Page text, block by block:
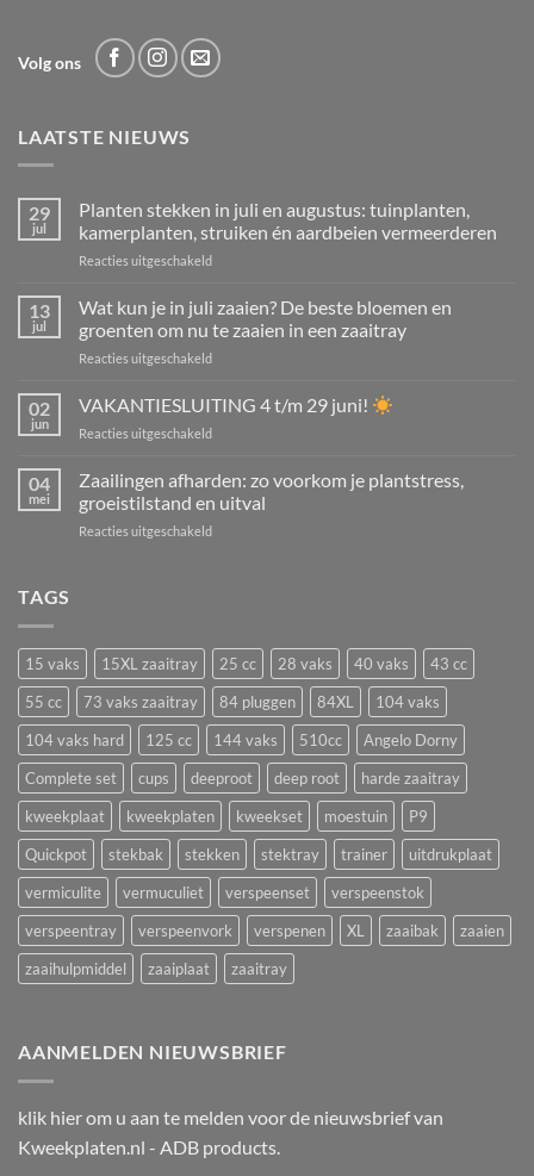
Volg ons
LAATSTE NIEUWS
29
jul
Planten stekken in juli en augustus: tuinplanten,
kamerplanten, struiken én aardbeien vermeerderen
Reacties uitgeschakeldvoor
stekken
juli
en
tuinplanten,
struiken
aardbeien
vermeerderen
13
jul
Wat kun je in juli zaaien? De beste bloemen en
groenten om nu te zaaien in een zaaitray
Reacties uitgeschakeldvoor
kun
in
zaaien?
De
bloemen
zaaien
in
een
zaaitray
02
jun
VAKANTIESLUITING 4 t/m 29 juni!
Reacties uitgeschakeldvoor
29
juni!
04
mei
Zaailingen afharden: zo voorkom je plantstress,
groeistilstand en uitval
Reacties uitgeschakeldvoor
plantstress,
groeistilstand
en
uitval
TAGS
15 vaks 15XL zaaitray 25 cc 28 vaks 40 vaks
43 cc
55 cc
73 vaks zaaitray 84 pluggen 84XL
104 vaks
104 vaks hard
125 cc 144 vaks 510cc
Angelo Dorny
Complete set
cups deeproot deep root
harde zaaitray
kweekplaat
kweekplaten kweekset moestuin
P9
Quickpot
stekbak stekken stektray trainer
uitdrukplaat
vermiculite
vermuculiet verspeenset
verspeenstok
verspeentray
verspeenvork verspenen XL zaaibak
zaaien
zaaihulpmiddel
zaaiplaat zaaitray
AANMELDEN NIEUWSBRIEF
klik hierom u aan te melden voor de nieuwsbrief van
Kweekplaten.nl - ADB products.